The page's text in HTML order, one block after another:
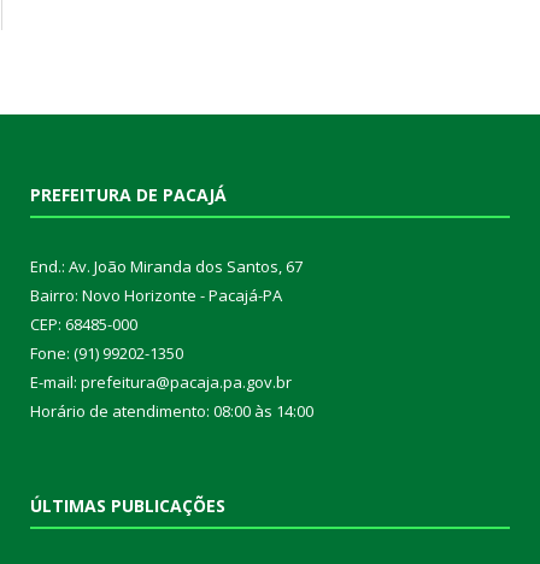
PREFEITURA DE PACAJÁ
End.: Av. João Miranda dos Santos, 67
Bairro: Novo Horizonte - Pacajá-PA
CEP: 68485-000
Fone: (91) 99202-1350
E-mail: prefeitura@pacaja.pa.gov.br
Horário de atendimento: 08:00 às 14:00
ÚLTIMAS PUBLICAÇÕES